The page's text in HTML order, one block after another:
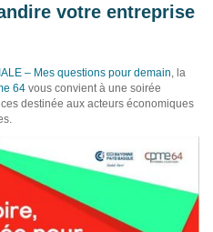
votre entreprise
– Mes questions pour demain, la
64 vous convient à une soirée
destinée aux acteurs économiques
.